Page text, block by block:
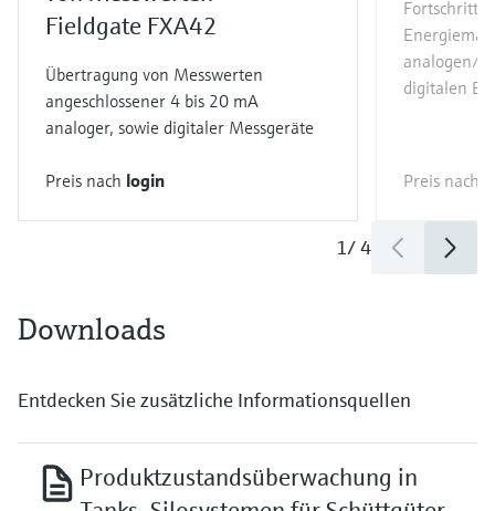
Fieldgate FXA42
Übertragung von Messwerten
angeschlossener 4 bis 20 mA
analoger, sowie digitaler Messgeräte
Preis nach login
analogen/
digitalen
Preis nach
1/4
Downloads
Entdecken Sie zusätzliche Informationsquellen
Produktzustandsüberwachung in